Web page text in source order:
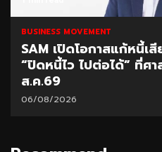
BUSINESS MOVEMENT
SAM เปิดโอกาสแก้หนี้เ
“ปิดหนี้ไว ไปต่อได้” ที่
ส.ค.69
06/08/2026